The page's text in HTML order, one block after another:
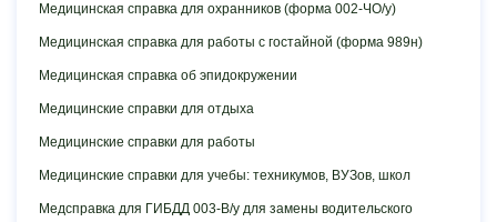
Медицинская справка для охранников (форма 002-ЧО/у)
Медицинская справка для работы с гостайной (форма 989н)
Медицинская справка об эпидокружении
Медицинские справки для отдыха
Медицинские справки для работы
Медицинские справки для учебы: техникумов, ВУЗов, школ
Медсправка для ГИБДД 003-В/у для замены водительского